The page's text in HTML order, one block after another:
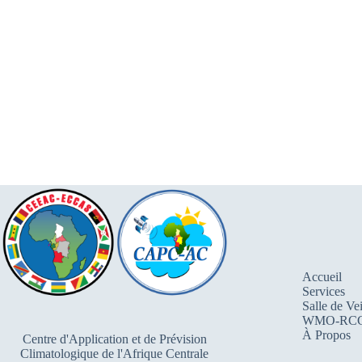
Centre d'Application et de Prévision
Climatologique de l'Afrique Centrale
Accueil
Services
Salle de
WMO-
À Propos